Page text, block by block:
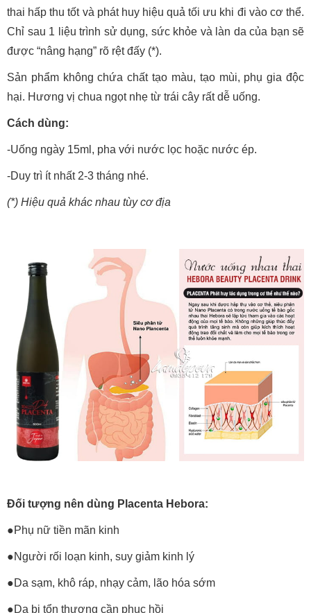
thai hấp thu tốt và phát huy hiệu quả tối ưu khi đi vào cơ thể.
Chỉ sau 1 liệu trình sử dụng, sức khỏe và làn da của bạn sẽ
được “nâng hạng” rõ rệt đấy (*).
Sản phẩm không chứa chất tạo màu, tạo mùi, phụ gia độc
hại. Hương vị chua ngọt nhẹ từ trái cây rất dễ uống.
Cách dùng:
-Uống ngày 15ml, pha với nước lọc hoặc nước ép.
-Duy trì ít nhất 2-3 tháng nhé.
(*) Hiệu quả khác nhau tùy cơ địa
Đối tượng nên dùng Placenta Hebora:
●Phụ nữ tiền mãn kinh
●Người rối loạn kinh, suy giảm kinh lý
●Da sạm, khô ráp, nhạy cảm, lão hóa sớm
●Da bị tổn thương cần phục hồi